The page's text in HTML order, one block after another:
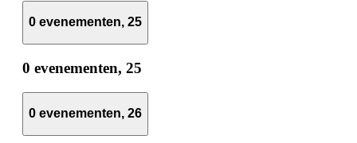
0 evenementen, 25
0 evenementen, 25
0 evenementen, 26